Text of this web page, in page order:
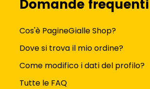
Domande frequenti
Cos'è PagineGialle Shop?
Dove si trova il mio ordine?
Come modifico i dati del profilo?
Tutte le FAQ